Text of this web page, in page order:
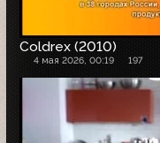
Coldrex (2010)
4 мая 2026, 00:19 197